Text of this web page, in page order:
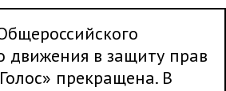
движения в защиту прав
прекращена. В